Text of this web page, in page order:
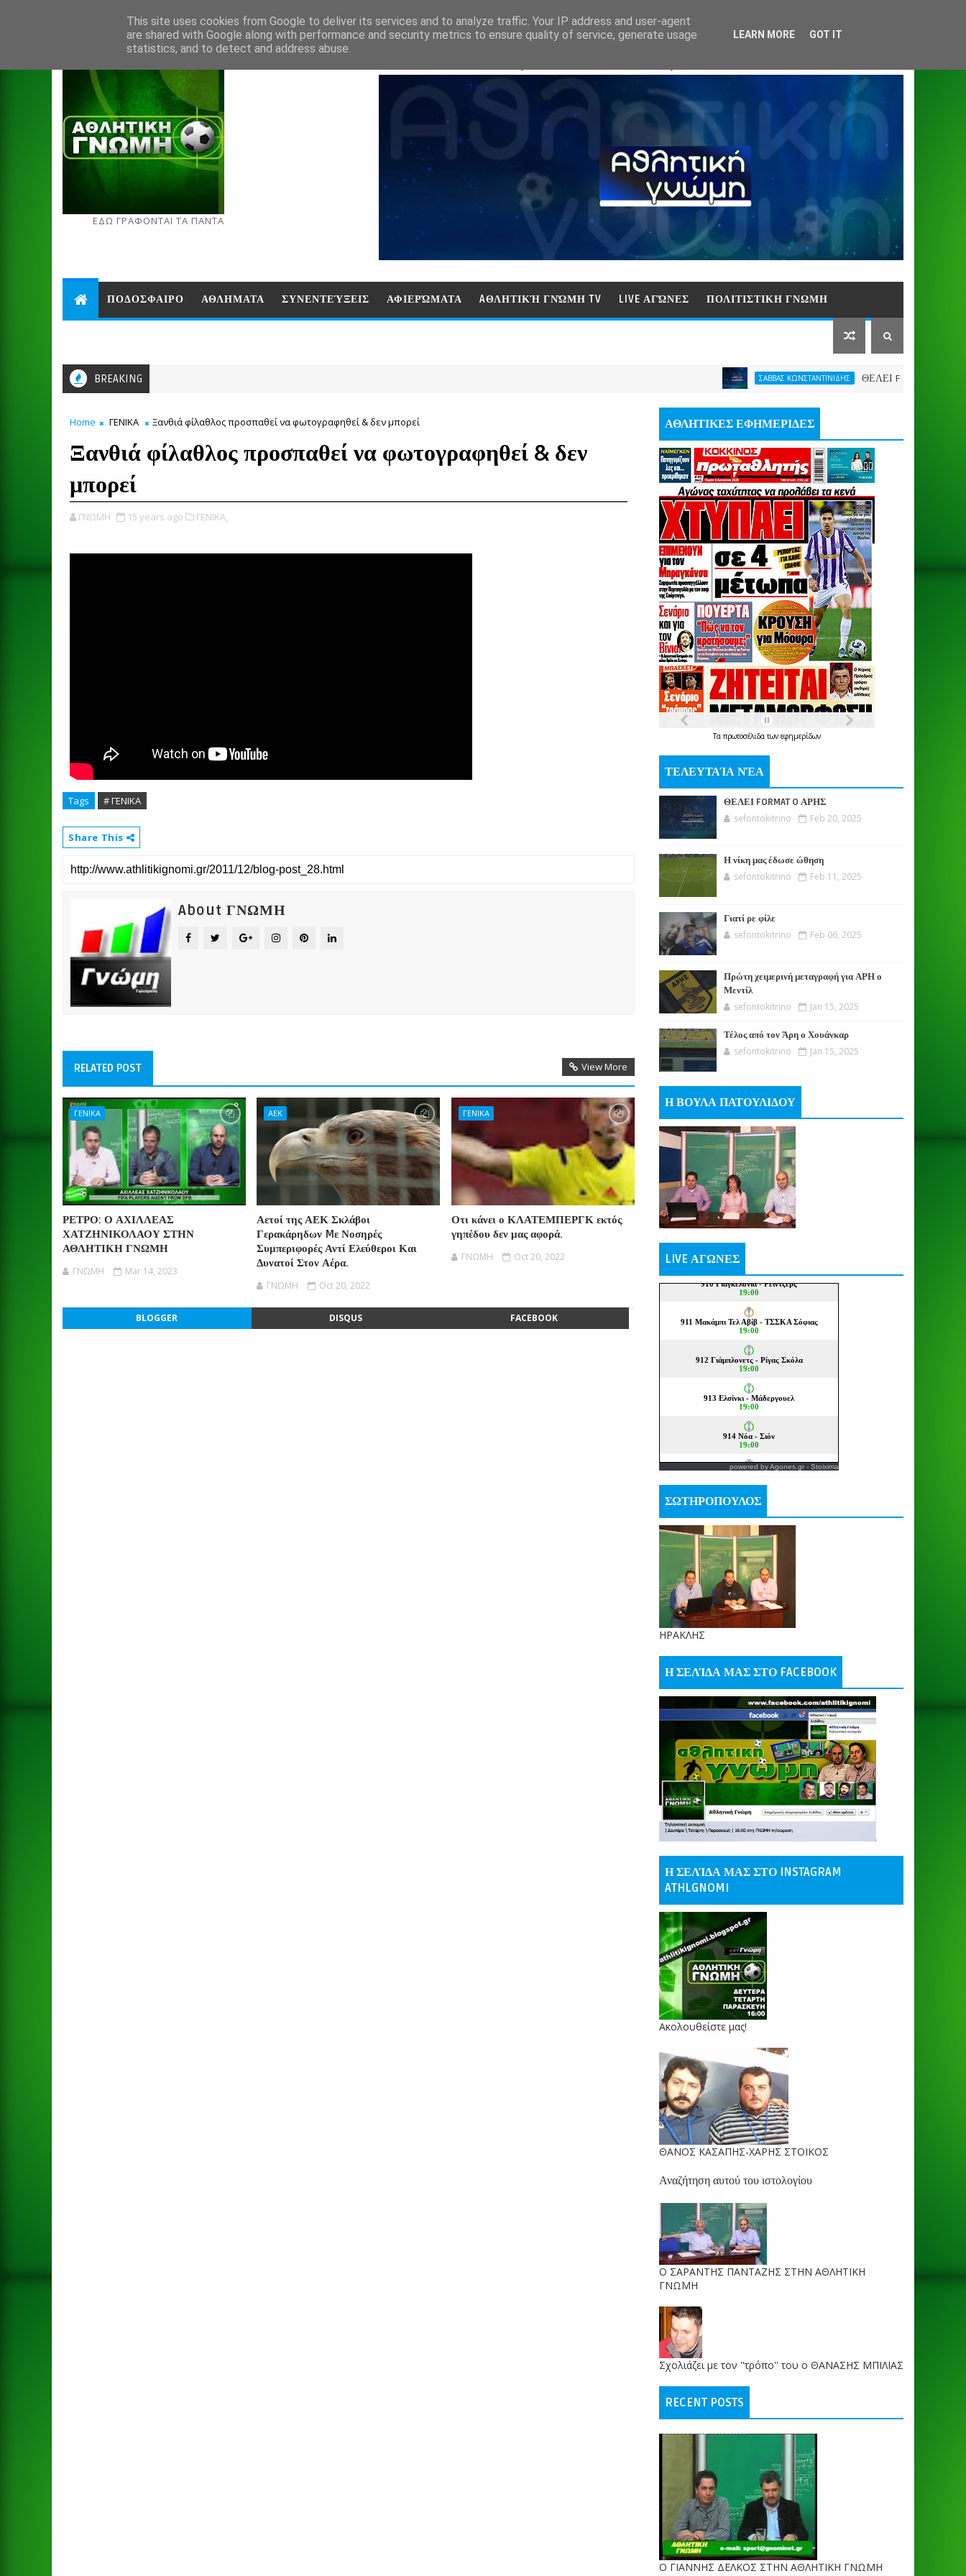
ΕΔΩ ΓΡΑΦΟΝΤΑΙ ΤΑ ΠΑΝΤΑ
ΠΟΔΟΣΦΑΙΡΟ ΑΘΛΗΜΑΤΑ ΣΥΝΕΝΤΕΎΞΕΙΣ ΑΦΙΕΡΏΜΑΤΑ AΘΛΗΤΙΚΉ ΓΝΏΜΗ TV LIVE ΑΓΏΝΕΣ ΠΟΛΙΤΙΣΤΙΚΗ ΓΝΩΜΗ
BREAKING ΣΑΒΒΑΣ ΚΩΝΣΤΑΝΤΙΝΙΔΗΣ ΘΕΛΕΙ FORMAT O ΑΡΗΣ
Home ΓΕΝΙΚΑ Ξανθιά φίλαθλος προσπαθεί να φωτογραφηθεί & δεν μπορεί
Ξανθιά φίλαθλος προσπαθεί να φωτογραφηθεί & δεν
μπορεί
ΓΝΩΜΗ 15 years ago ΓΕΝΙΚΑ,
Tags # ΓΕΝΙΚΑ
Share This
About ΓΝΩΜΗ
RELATED POST View More
ΓΕΝΙΚΑ
ΡΕΤΡΟ: Ο ΑΧΙΛΛΕΑΣ
ΧΑΤΖΗΝΙΚΟΛΑΟΥ ΣΤΗΝ
ΑΘΛΗΤΙΚΗ ΓΝΩΜΗ
ΓΝΩΜΗ Mar 14, 2023
ΑΕΚ
Αετοί της ΑΕΚ Σκλάβοι
Γερακάρηδων Mε Νοσηρές
Συμπεριφορές Αντί Ελεύθεροι Και
Δυνατοί Στον Αέρα.
ΓΝΩΜΗ Oct 20, 2022
ΓΕΝΙΚΑ
Οτι κάνει ο ΚΛΑΤΕΜΠΕΡΓΚ εκτός
γηπέδου δεν μας αφορά.
ΓΝΩΜΗ Oct 20, 2022
BLOGGER DISQUS FACEBOOK
ΑΘΛΗΤΙΚΕΣ ΕΦΗΜΕΡΙΔΕΣ
Τα πρωτοσέλιδατων εφημερίδων
ΤΕΛΕΥΤΑΊΑ ΝΈΑ
ΘΕΛΕΙ FORMAT O ΑΡΗΣ
sefontokitrino Feb 20, 2025
Η νίκη μας έδωσε ώθηση
sefontokitrino Feb 11, 2025
Γιατί ρε φίλε
sefontokitrino Feb 06, 2025
Πρώτη χειμερινή μεταγραφή για ΑΡΗ ο
Μεντίλ
sefontokitrino Jan 15, 2025
Τέλος από τον Άρη ο Χουάνκαρ
sefontokitrino Jan 15, 2025
Η ΒΟΥΛΑ ΠΑΤΟΥΛΙΔΟΥ
LIVE ΑΓΩΝΕΣ
powered byAgones.gr - Stoixima
ΣΩΤΗΡΟΠΟΥΛΟΣ
ΗΡΑΚΛΗΣ
Η ΣΕΛΊΔΑ ΜΑΣ ΣΤΟ FACEBOOK
Η ΣΕΛΊΔΑ ΜΑΣ ΣΤΟ INSTAGRAM
ATHLGNOMI
Ακολουθείστε μας!
ΘΑΝΟΣ ΚΑΣΑΠΗΣ-ΧΑΡΗΣ ΣΤΟΙΚΟΣ
Αναζήτηση αυτού του ιστολογίου
O ΣΑΡΑΝΤΗΣ ΠΑΝΤΑΖΗΣ ΣΤΗΝ ΑΘΛΗΤΙΚΗ
ΓΝΩΜΗ
Σχολιάζει με τον ''τρόπο'' του ο ΘΑΝΑΣΗΣ ΜΠΙΛΙΑΣ
RECENT POSTS
Ο ΓΙΑΝΝΗΣ ΔΕΛΚΟΣ ΣΤΗΝ ΑΘΛΗΤΙΚΗ ΓΝΩΜΗ
This site uses cookies from Google to deliver its services and to analyze traffic. Your IP address and user-agent
are shared with Google along with performance and security metrics to ensure quality of service, generate usage
statistics, and to detect and address abuse.
LEARN MORE GOT IT